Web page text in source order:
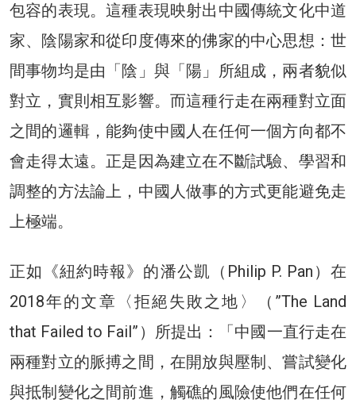
包容的表現。這種表現映射出中國傳統文化中道
家、陰陽家和從印度傳來的佛家的中心思想：世
間事物均是由「陰」與「陽」所組成，兩者貌似
對立，實則相互影響。而這種行走在兩種對立面
之間的邏輯，能夠使中國人在任何一個方向都不
會走得太遠。正是因為建立在不斷試驗、學習和
調整的方法論上，中國人做事的方式更能避免走
上極端。
正如《紐約時報》的潘公凱（Philip P. Pan）在
2018年的文章〈拒絕失敗之地〉（”The Land
that Failed to Fail”）所提出：「中國一直行走在
兩種對立的脈搏之間，在開放與壓制、嘗試變化
與抵制變化之間前進，觸礁的風險使他們在任何